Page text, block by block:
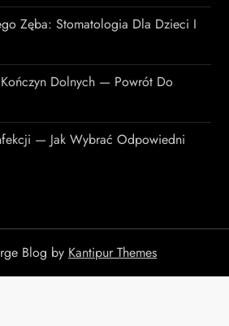
Zęba: Stomatologia Dla Dzieci I
Dolnych — Powrót Do
— Jak Wybrać Odpowiedni
Blog by Kantipur Themes